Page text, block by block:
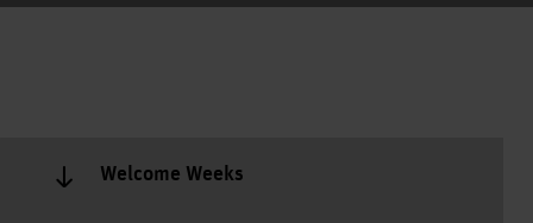
Welcome Weeks